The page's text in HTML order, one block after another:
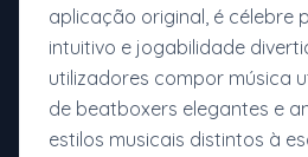
aplicação original, é célebre
intuitivo e jogabilidade
utilizadores compor música
de beatboxers elegantes e
estilos musicais distintos à